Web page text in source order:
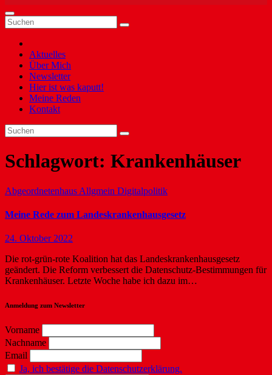
Aktuelles
Über Mich
Newsletter
Hier ist was kaputt!
Meine Reden
Kontakt
Schlagwort: Krankenhäuser
Abgeordnetenhaus Allgmein Digitalpolitik
Meine Rede zum Landeskrankenhausgesetz
24. Oktober 2022
Die rot-grün-rote Koalition hat das Landeskrankenhausgesetz
geändert. Die Reform verbessert die Datenschutz-Bestimmungen für
Krankenhäuser. Letzte Woche habe ich dazu im…
Anmeldung zum Newsletter
Vorname
Nachname
Email
Ja, ich bestätige die Datenschutzerklärung.